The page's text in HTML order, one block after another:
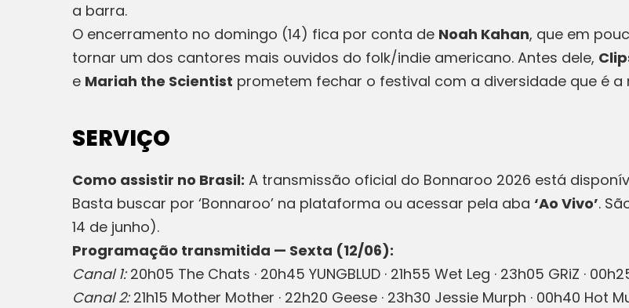
a barra.
O encerramento no domingo (14) fica por conta de Noah Kahan, que em
tornar um dos cantores mais ouvidos do folk/indie americano. Antes dele,
e Mariah the Scientist prometem fechar o festival com a diversidade que é
SERVIÇO
Como assistir no Brasil: A transmissão oficial do Bonnaroo 2026 está
Basta buscar por ‘Bonnaroo’ na plataforma ou acessar pela aba ‘Ao Vivo’.
14 de junho).
Programação transmitida — Sexta (12/06):
Canal 1:20h05 The Chats · 20h45 YUNGBLUD · 21h55 Wet Leg · 23h05 GRiZ ·
Canal 2:21h15 Mother Mother · 22h20 Geese · 23h30 Jessie Murph · 00h40 Hot